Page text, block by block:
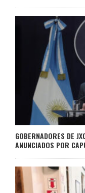
GOBERNADORES DE
ANUNCIADOS POR